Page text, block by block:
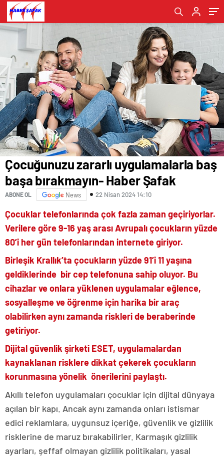
Çocuğunuzu zararlı uygulamalarla baş
başa bırakmayın- Haber Şafak
ABONE OL News 22 Nisan 2024 14:10
Çocuklar telefonlarında çok fazla zaman geçiriyorlar.
Verilere göre 9-16 yaş arası Avrupalı çocukların yüzde
80’i her gün telefonlarından internete giriyor.
Birleşik Krallık’ta çocukların yüzde 91’i 11 yaşına
geldiklerinde bir cep telefonuna sahip oluyor. Bu
cihazlar ve onlara yüklenen uygulamalar eğlence,
sosyalleşme ve öğrenme için harika bir araç
olabilirken aynı zamanda riskleri de beraberinde
getiriyor.
Dijital güvenlik şirketi ESET, uygulamalardan
kaynaklanan risklere dikkat çekerek çocukların
korunmasına yönelik önerilerini paylaştı.
Akıllı telefon uygulamaları çocuklar için dijital dünyaya
açılan bir kapı. Ancak aynı zamanda onları istismar
edici reklamlara, uygunsuz içeriğe, güvenlik ve gizlilik
risklerine de maruz bırakabilirler. Karmaşık gizlilik
ayarları, şeffaf olmayan gizlilik politikaları, yasal